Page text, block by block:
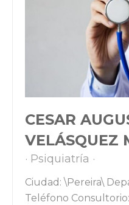
CESAR
VELÁSQUEZ
Psiquiatría
Ciudad: \Pereira\
Teléfono